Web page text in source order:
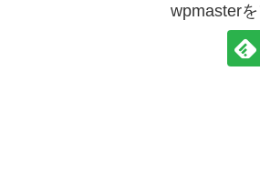
wpmaster